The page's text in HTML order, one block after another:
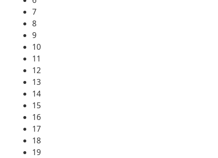
7
8
9
10
11
12
13
14
15
16
17
18
19